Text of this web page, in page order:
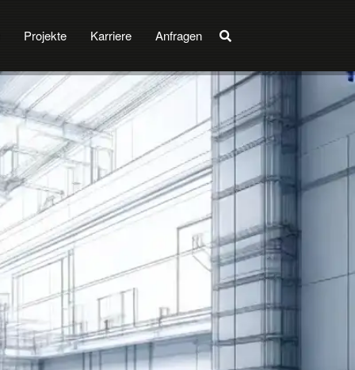
Projekte Karriere Anfragen